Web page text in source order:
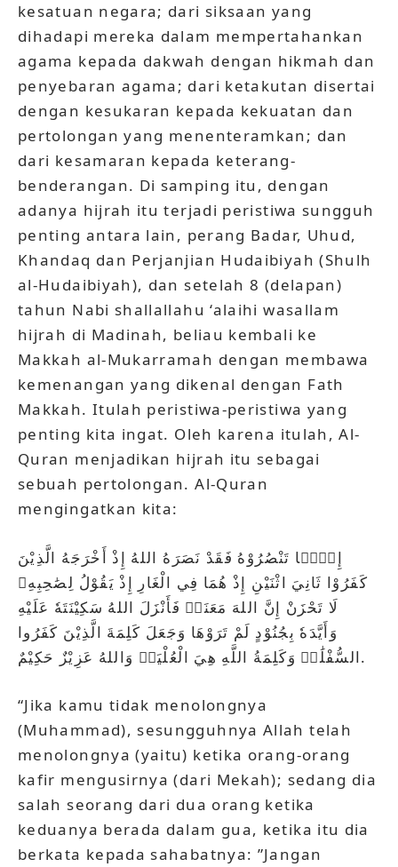
kesatuan negara; dari siksaan yang
dihadapi mereka dalam mempertahankan
agama kepada dakwah dengan hikmah dan
penyebaran agama; dari ketakutan disertai
dengan kesukaran kepada kekuatan dan
pertolongan yang menenteramkan; dan
dari kesamaran kepada keterang-
benderangan. Di samping itu, dengan
adanya hijrah itu terjadi peristiwa sungguh
penting antara lain, perang Badar, Uhud,
Khandaq dan Perjanjian Hudaibiyah (Shulh
al-Hudaibiyah), dan setelah 8 (delapan)
tahun Nabi shallallahu ‘alaihi wasallam
hijrah di Madinah, beliau kembali ke
Makkah al-Mukarramah dengan membawa
kemenangan yang dikenal dengan Fath
Makkah. Itulah peristiwa-peristiwa yang
penting kita ingat. Oleh karena itulah, Al-
Quran menjadikan hijrah itu sebagai
sebuah pertolongan. Al-Quran
mengingatkan kita:
إِلَّۗا تَنْصُرُوْهُ فَقَدْ نَصَرَهُ اللهُ إِذْ أَخْرَجَهُ الَّذِيْنَ
كَفَرُوْا ثَانِيَ اثْنَيْنِ إِذْ هُمَا فِي الْغَارِ إِذْ يَقُوْلُ لِصَٰحِبِهِۦ
لَا تَحْزَنْ إِنَّ اللهَ مَعَنَاۖ فَأَنْزَلَ اللهُ سَكِيْنَتَهٗ عَلَيْهِ
وَأَيَّدَهٗ بِجُنُوْدٍ لَمْ تَرَوْهَا وَجَعَلَ كَلِمَةَ الَّذِيْنَ كَفَرُوا
السُّفْلَٰىۗ وَكَلِمَةُ اللَّهِ هِيَ الْعُلْيَاۗ وَاللهُ عَزِيْزٌ حَكِيْمٌ.
“Jika kamu tidak menolongnya
(Muhammad), sesungguhnya Allah telah
menolongnya (yaitu) ketika orang-orang
kafir mengusirnya (dari Mekah); sedang dia
salah seorang dari dua orang ketika
keduanya berada dalam gua, ketika itu dia
berkata kepada sahabatnya: ”Jangan